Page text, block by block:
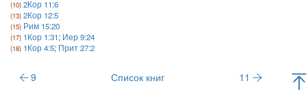
2Кор 11:6
2Кор 12:5
Рим 15:20
1Кор 1:31; Иер 9:24
1Кор 4:5; Прит 27:2
9 Список книг 11